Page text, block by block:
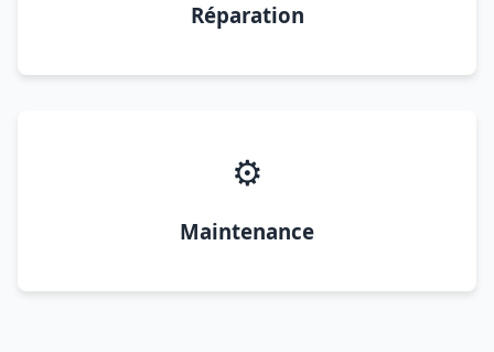
Réparation
⚙️
Maintenance